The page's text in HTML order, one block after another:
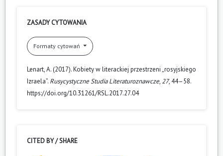
ZASADY CYTOWANIA
Formaty cytowań
Lenart, A. (2017). Kobiety w literackiej przestrzeni „rosyjskiego
Izraela”. Rusycystyczne Studia Literaturoznawcze, 27, 44–58.
https://doi.org/10.31261/RSL.2017.27.04
CITED BY / SHARE